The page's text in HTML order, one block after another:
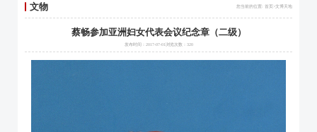
文物 您当前的位置: 首页>文博天地
蔡畅参加亚洲妇女代表会议纪念章（二级）
发布时间：2017-07-01浏览次数： 320